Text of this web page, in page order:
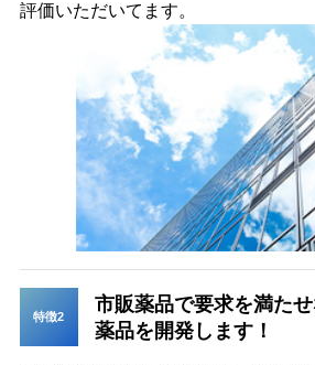
評価いただいてます。
特徴2
市販薬品で要求を満た
薬品を開発します！